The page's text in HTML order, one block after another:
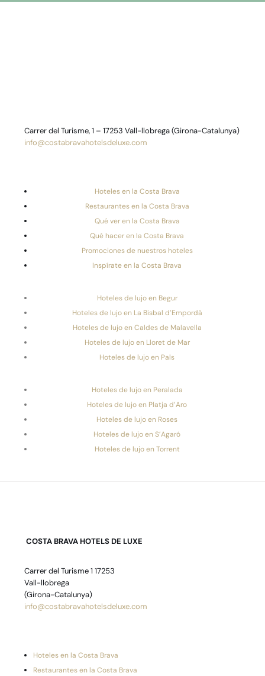
Carrer del Turisme, 1 – 17253 Vall-llobrega (Girona-Catalunya)
info@costabravahotelsdeluxe.com
Hoteles en la Costa Brava
Restaurantes en la Costa Brava
Qué ver en la Costa Brava
Qué hacer en la Costa Brava
Promociones de nuestros hoteles
Inspírate en la Costa Brava
Hoteles de lujo en Begur
Hoteles de lujo en La Bisbal d’Empordà
Hoteles de lujo en Caldes de Malavella
Hoteles de lujo en Lloret de Mar
Hoteles de lujo en Pals
Hoteles de lujo en Peralada
Hoteles de lujo en Platja d’Aro
Hoteles de lujo en Roses
Hoteles de lujo en S’Agaró
Hoteles de lujo en Torrent
COSTA BRAVA HOTELS DE LUXE
Carrer del Turisme 1 17253
Vall-llobrega
(Girona-Catalunya)
info@costabravahotelsdeluxe.com
Hoteles en la Costa Brava
Restaurantes en la Costa Brava